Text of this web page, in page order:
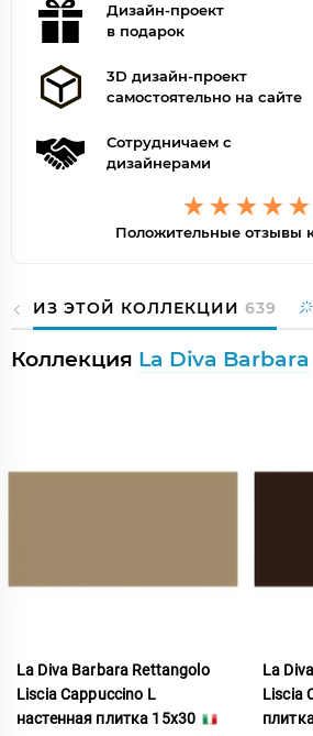
Дизайн-проект
в подарок
3D дизайн-проект
самостоятельно на сайте
Сотрудничаем с
дизайнерами
Положительные отзывы
ИЗ ЭТОЙ КОЛЛЕКЦИИ 639
Коллекция La Diva Barbara
La Diva Barbara Rettangolo
Liscia Cappuccino L
настенная плитка 15x30
La
Liscia